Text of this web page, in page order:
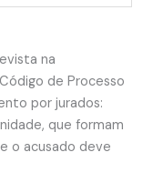
na
de Processo
por jurados:
que formam
o acusado deve